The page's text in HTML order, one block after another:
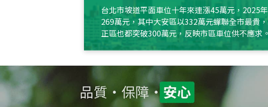
台北市坡道平面車位十年來連漲45萬元，2025
269萬元，其中大安區以332萬元蟬聯全市最貴
正區也都突破300萬元，反映市區車位供不應求。